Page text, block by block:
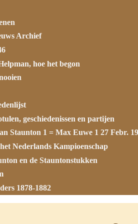
Archief
hoe het begon
geschiedenissen en partijen
Staunton 1 = Max Euwe 1 27 Febr.
Nederlands Kampioenschap
en de Stauntonstukken
1878-1882